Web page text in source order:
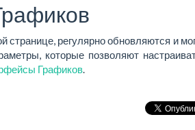
странице, регулярно обновляются и
которые позволяют
Графиков